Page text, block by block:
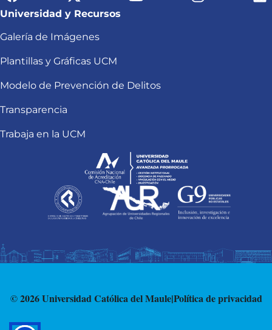
Universidad y Recursos
Galería de Imágenes
Plantillas y Gráficas UCM
Modelo de Prevención de Delitos
Transparencia
Trabaja en la UCM
© 2026 Universidad Católica del Maule|Política de privacidad